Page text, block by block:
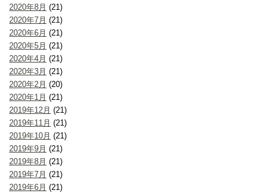
2020年8月 (21)
2020年7月 (21)
2020年6月 (21)
2020年5月 (21)
2020年4月 (21)
2020年3月 (21)
2020年2月 (20)
2020年1月 (21)
2019年12月 (21)
2019年11月 (21)
2019年10月 (21)
2019年9月 (21)
2019年8月 (21)
2019年7月 (21)
2019年6月 (21)